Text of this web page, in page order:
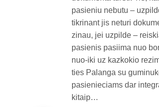
pasieniu nebutu –
tikrinant jis neturi
zinau, jei uzpilde –
pasienis pasiima nuo
nuo-iki uz kazkokio
ties Palanga su
pasienieciams dar
kitaip…